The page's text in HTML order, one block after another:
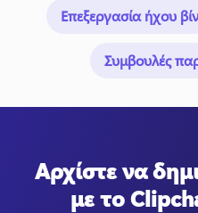
Επεξεργασία ήχου
Συμβουλές
Αρχίστε να
με το